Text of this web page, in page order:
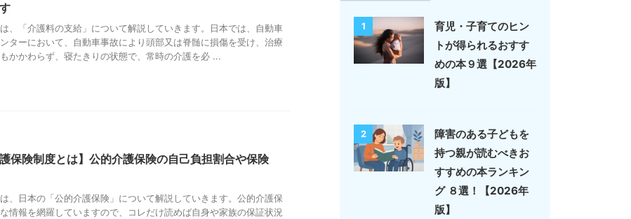
、「介護料の支給」について解説していきます。日本では、自動車
ターにおいて、自動車事故により頭部又は脊髄に損傷を受け、治療
かかわらず、寝たきりの状態で、常時の介護を必 ...
護保険制度とは】公的介護保険の自己負担割合や保険
、日本の「公的介護保険」について解説していきます。公的介護保
情報を網羅していますので、コレだけ読めば自身や家族の保証状況
1
育児・子育てのヒン
トが得られるおすす
めの本９選【2026年
版】
2
障害のある子どもを
持つ親が読むべきお
すすめの本ランキン
グ ８選！【2026年
版】